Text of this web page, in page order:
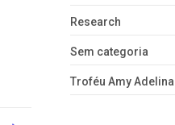
Research
Sem categoria
Troféu Amy Adelina